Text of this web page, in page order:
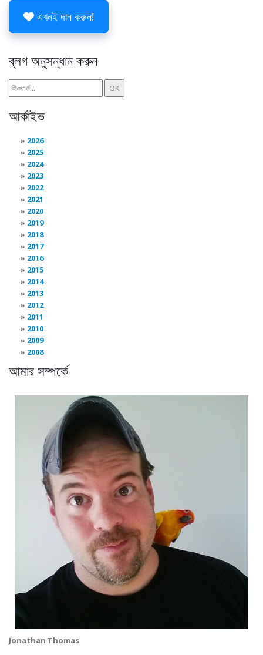
এখনই দান করুন!
ব্লগ অনুসন্ধান করুন
আর্কাইভ
2026
2025
2024
2023
2022
2021
2020
2019
2018
2017
2016
2015
2014
2013
2012
2011
2010
2009
2008
আমার সম্পর্কে
Jonathan Thomas